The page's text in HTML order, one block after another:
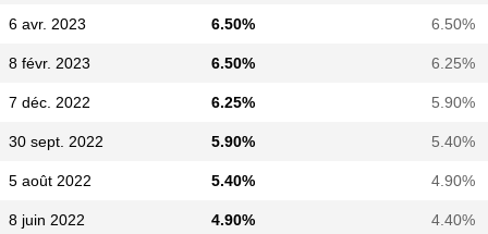
6 avr. 2023 6.50% 6.50%
8 févr. 2023 6.50% 6.25%
7 déc. 2022 6.25% 5.90%
30 sept. 2022 5.90% 5.40%
5 août 2022 5.40% 4.90%
8 juin 2022 4.90% 4.40%